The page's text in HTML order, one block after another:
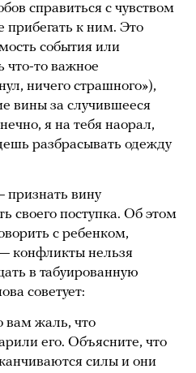
справиться с чувством
прибегать к ним. Это
события или
что-то важное
ничего страшного»),
вины за случившееся
я на тебя наорал,
разбрасывать одежду
вину
своего поступка. Об этом
с ребенком,
конфликты нельзя
в табуированную
советует:
вам жаль, что
его. Объясните, что
силы и они